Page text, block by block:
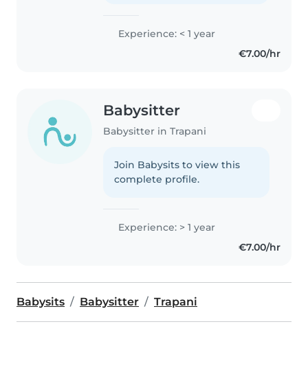
Experience: < 1 year
€7.00/hr
Babysitter
Babysitter in Trapani
Join Babysits to view this
complete profile.
Experience: > 1 year
€7.00/hr
Babysits Babysitter Trapani